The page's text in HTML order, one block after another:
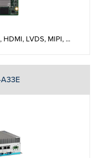
LVDS, MIPI, ...